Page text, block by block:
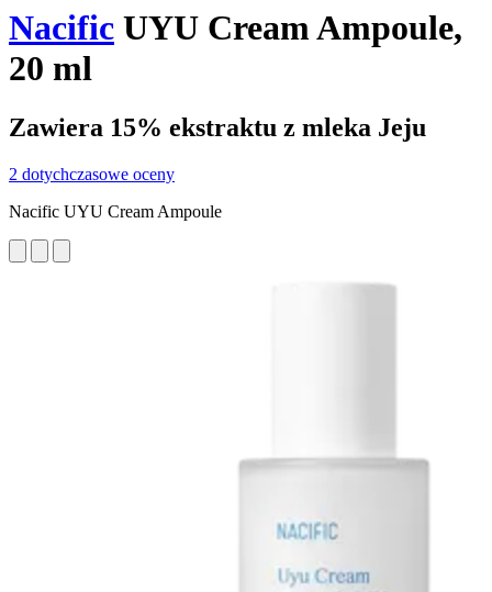
Nacific UYU Cream Ampoule,
20 ml
Zawiera 15% ekstraktu z mleka Jeju
2 dotychczasowe oceny
Nacific UYU Cream Ampoule